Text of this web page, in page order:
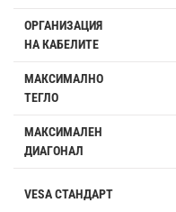
ОРГАНИЗАЦИЯ
НА КАБЕЛИТЕ
МАКСИМАЛНО
ТЕГЛО
МАКСИМАЛЕН
ДИАГОНАЛ
VESA СТАНДАРТ